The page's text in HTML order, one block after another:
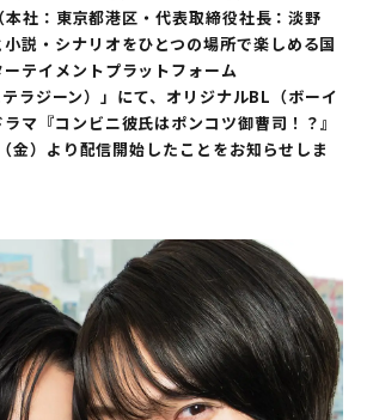
社：東京都港区・代表取締役社長：淡野
説・シナリオをひとつの場所で楽しめる国
テイメントプラットフォーム
ラジーン）」にて、オリジナルBL（ボーイ
マ『コンビニ彼氏はポンコツ御曹司！？』
）より配信開始したことをお知らせしま